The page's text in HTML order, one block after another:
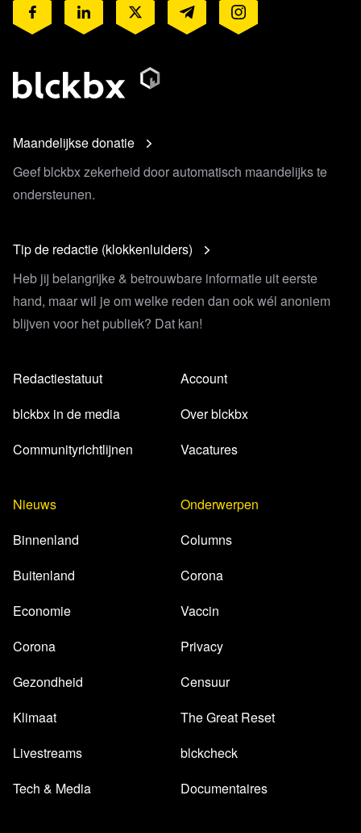
Maandelijkse donatie
Geef blckbx zekerheid door automatisch maandelijks te
ondersteunen.
Tip de redactie (klokkenluiders)
Heb jij belangrijke & betrouwbare informatie uit eerste
hand, maar wil je om welke reden dan ook wél anoniem
blijven voor het publiek? Dat kan!
Redactiestatuut
blckbx in de media
Communityrichtlijnen
Account
Over blckbx
Vacatures
Nieuws
Binnenland
Buitenland
Economie
Corona
Gezondheid
Klimaat
Livestreams
Tech & Media
Onderwerpen
Columns
Corona
Vaccin
Privacy
Censuur
The Great Reset
blckcheck
Documentaires